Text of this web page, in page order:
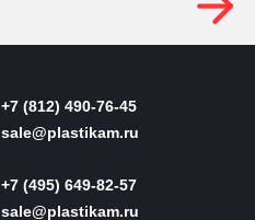
+7 (812) 490-76-45
sale@plastikam.ru
+7 (495) 649-82-57
sale@plastikam.ru